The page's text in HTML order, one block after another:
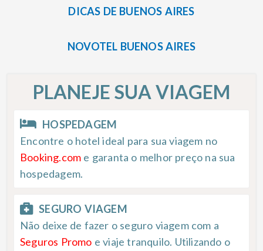
DICAS DE BUENOS AIRES
NOVOTEL BUENOS AIRES
PLANEJE SUA VIAGEM
HOSPEDAGEM
Encontre o hotel ideal para sua viagem no
Booking.com e garanta o melhor preço na sua
hospedagem.
SEGURO VIAGEM
Não deixe de fazer o seguro viagem com a
Seguros Promo e viaje tranquilo. Utilizando o